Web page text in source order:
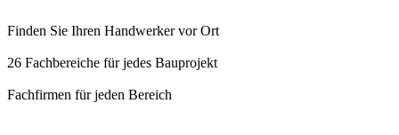
Finden Sie Ihren Handwerker vor Ort
26 Fachbereiche für jedes Bauprojekt
Fachfirmen für jeden Bereich